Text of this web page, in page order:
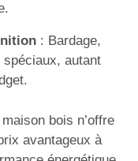
: Bardage,
autant
bois n’offre
avantageux à